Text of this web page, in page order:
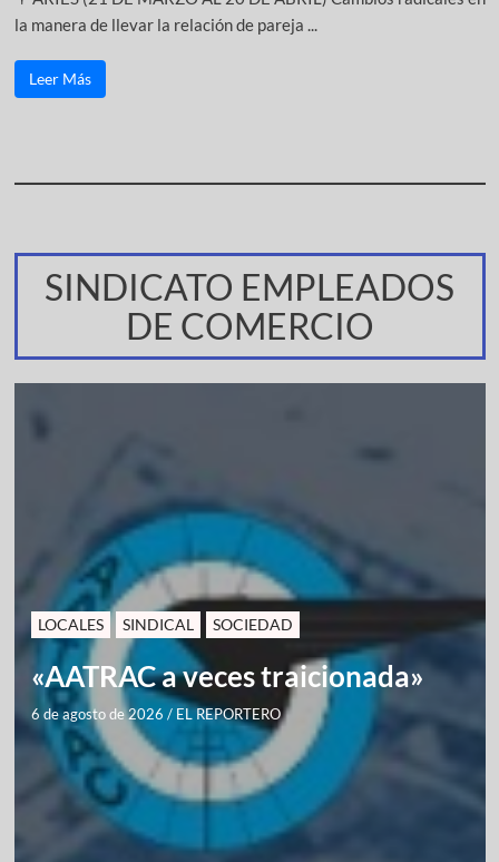
la manera de llevar la relación de pareja ...
Leer Más
SINDICATO EMPLEADOS
DE COMERCIO
LOCALES SINDICAL SOCIEDAD
«AATRAC a veces traicionada»
6 de agosto de 2026 / EL REPORTERO